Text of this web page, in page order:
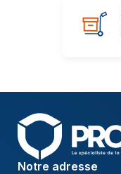
Notre adresse